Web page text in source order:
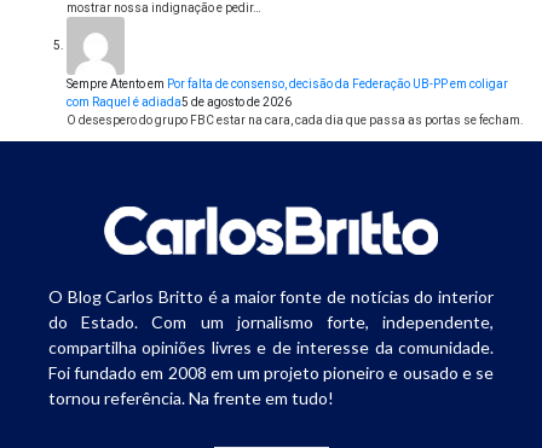
mostrar nossa indignação e pedir…
Sempre Atentoem Por falta de consenso, decisão da Federação UB-PP em coligar
com Raquel é adiada5 de agosto de 2026
O desespero do grupo FBC estar na cara, cada dia que passa as portas se fecham.
O Blog Carlos Britto é a maior fonte de notícias do interior
do Estado. Com um jornalismo forte, independente,
compartilha opiniões livres e de interesse da comunidade.
Foi fundado em 2008 em um projeto pioneiro e ousado e se
tornou referência. Na frente em tudo!